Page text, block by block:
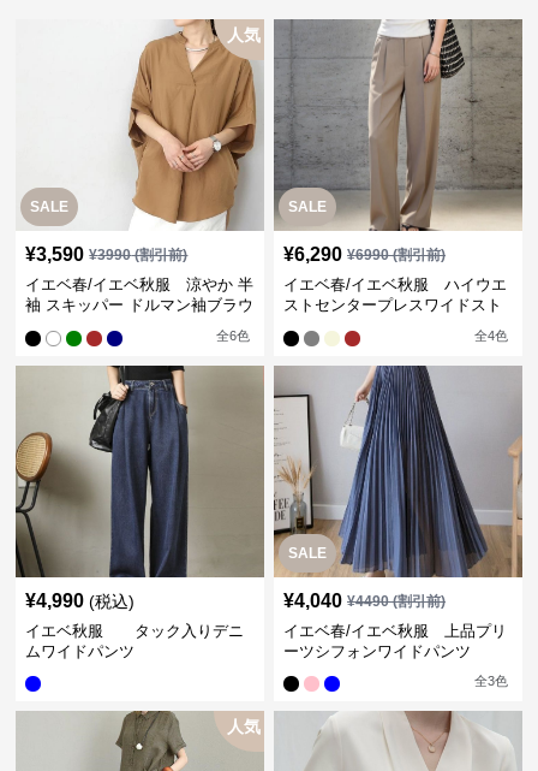
SALE
人気
¥3,590 ¥3990(割引前)
イエベ春/イエベ秋服 涼やか 半
袖 スキッパー ドルマン袖ブラウ
全6色
SALE
¥6,290 ¥6990(割引前)
イエベ春/イエベ秋服 ハイウエ
ストセンタープレスワイドスト
全4色
¥4,990 (税込)
イエベ秋服 タック入りデニ
ムワイドパンツ
SALE
¥4,040 ¥4490(割引前)
イエベ春/イエベ秋服 上品プリ
ーツシフォンワイドパンツ
全3色
人気